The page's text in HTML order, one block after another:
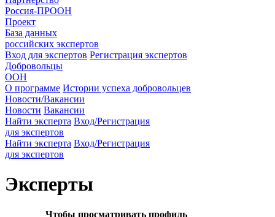
Россия-ПРООН
Проект
База данных
российских экспертов
Вход для экспертов Регистрация экспертов
Добровольцы
ООН
О программе Истории успеха добровольцев
Новости/Вакансии
Новости Вакансии
Найти эксперта Вход/Регистрация
для экспертов
Найти эксперта Вход/Регистрация
для экспертов
Эксперты
Чтобы просматривать профиль